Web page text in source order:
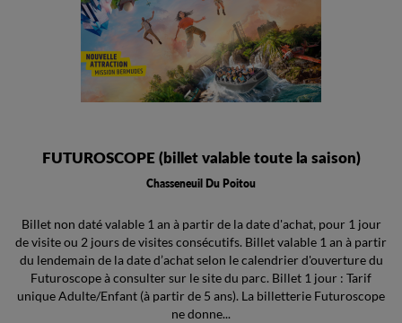
FUTUROSCOPE (billet valable toute la saison)
Chasseneuil Du Poitou
Billet non daté valable 1 an à partir de la date d'achat, pour 1 jour
de visite ou 2 jours de visites consécutifs. Billet valable 1 an à partir
du lendemain de la date d’achat selon le calendrier d'ouverture du
Futuroscope à consulter sur le site du parc. Billet 1 jour : Tarif
unique Adulte/Enfant (à partir de 5 ans). La billetterie Futuroscope
ne donne...